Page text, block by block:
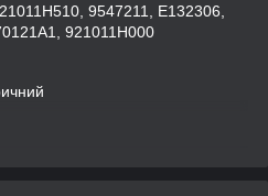
9547211, E132306,
921011H000